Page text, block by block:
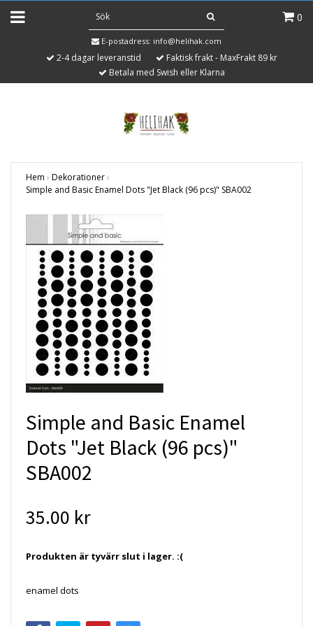
0
E-postadress: info@helihak.com
2-4 dagar leveranstid
Faktisk frakt - MaxFrakt 89 kr
Betala med Swish eller Klarna
Hem › Dekorationer›
Simple and Basic Enamel Dots "Jet Black (96 pcs)" SBA002
Simple and Basic Enamel
Dots "Jet Black (96 pcs)"
SBA002
35.00 kr
Produkten är tyvärr slut i lager. :(
enamel dots